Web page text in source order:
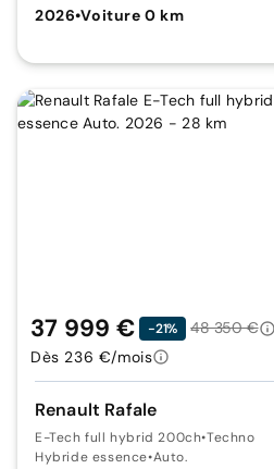
2026•Voiture 0 km
Renault Rafale
E-Tech full hybrid 200ch•Techno
Hybride essence•Auto.
37 999 € -21%
48 350 €
Dès 236 €/mois